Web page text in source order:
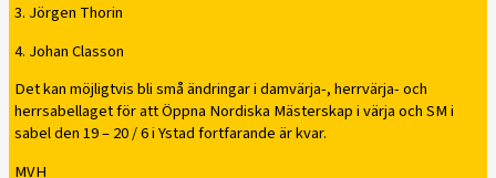
3. Jörgen Thorin
4. Johan Classon
Det kan möjligtvis bli små ändringar i damvärja-, herrvärja- och
herrsabellaget för att Öppna Nordiska Mästerskap i värja och SM i
sabel den 19 – 20 / 6 i Ystad fortfarande är kvar.
MVH